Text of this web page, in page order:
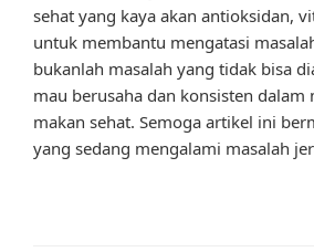
sehat yang kaya akan antioksidan,
untuk membantu mengatasi
bukanlah masalah yang tidak bisa
mau berusaha dan konsisten dalam
makan sehat. Semoga artikel ini
yang sedang mengalami masalah